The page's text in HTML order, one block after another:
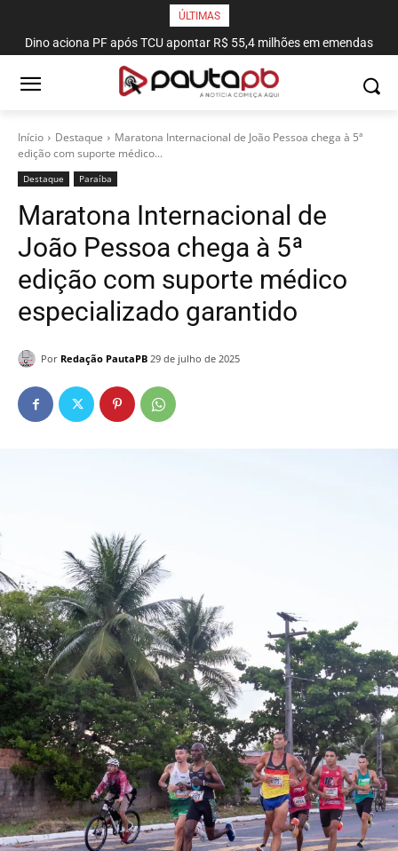
ÚLTIMAS
Dino aciona PF após TCU apontar R$ 55,4 milhões em emendas
suspeitas
MPPB obtém liminar para garantir adequação do sistema de
combate a incêndio do Espaço Cultural
Início Destaque
Maratona Internacional de João Pessoa chega à 5ª
edição com suporte médico...
Destaque Paraí­ba
Maratona Internacional de
João Pessoa chega à 5ª
edição com suporte médico
especializado garantido
Por Redação PautaPB 29 de julho de 2025